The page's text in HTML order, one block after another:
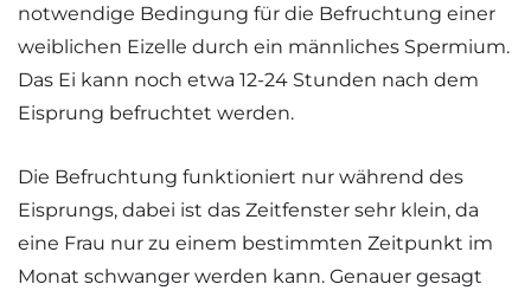
notwendige Bedingung für die Befruchtung einer
weiblichen Eizelle durch ein männliches Spermium.
Das Ei kann noch etwa 12-24 Stunden nach dem
Eisprung befruchtet werden.
Die Befruchtung funktioniert nur während des
Eisprungs, dabei ist das Zeitfenster sehr klein, da
eine Frau nur zu einem bestimmten Zeitpunkt im
Monat schwanger werden kann. Genauer gesagt